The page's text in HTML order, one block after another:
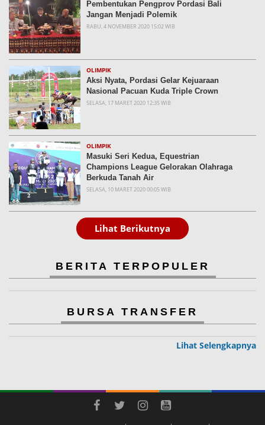
Pembentukan Pengprov Pordasi Bali
Jangan Menjadi Polemik
RABU, 4 NOVEMBER 2020 15:02 WIB
OLIMPIK
Aksi Nyata, Pordasi Gelar Kejuaraan
Nasional Pacuan Kuda Triple Crown
SELASA, 17 MARET 2020 12:35 WIB
OLIMPIK
Masuki Seri Kedua, Equestrian
Champions League Gelorakan Olahraga
Berkuda Tanah Air
SELASA, 10 MARET 2020 00:05 WIB
Lihat Berikutnya
BERITA TERPOPULER
BURSA TRANSFER
Lihat Selengkapnya